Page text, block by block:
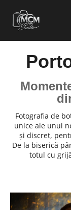
Fotografia de
unice ale unui
și discret,
De la biserică
totul cu